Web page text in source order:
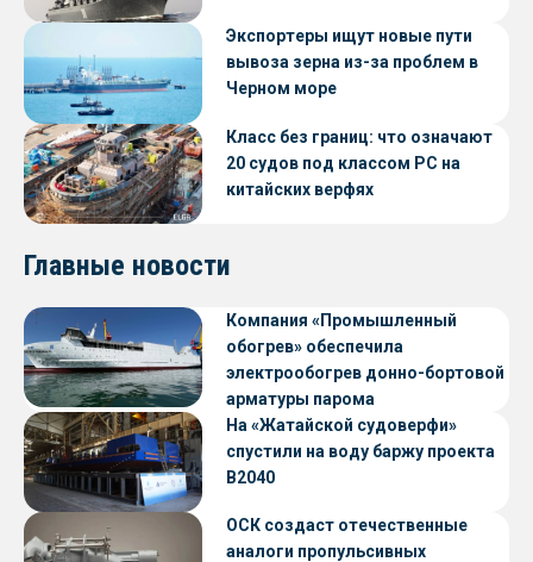
Экспортеры ищут новые пути
вывоза зерна из-за проблем в
Черном море
Класс без границ: что означают
20 судов под классом РС на
китайских верфях
Главные новости
Компания «Промышленный
обогрев» обеспечила
электрообогрев донно-бортовой
арматуры парома
«Петропавловск» проекта CNF22
На «Жатайской судоверфи»
спустили на воду баржу проекта
В2040
ОСК создаст отечественные
аналоги пропульсивных